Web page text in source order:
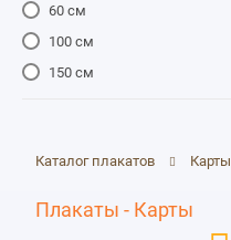
60 см
100 см
150 см
Каталог плакатов Карты
Плакаты - Карты